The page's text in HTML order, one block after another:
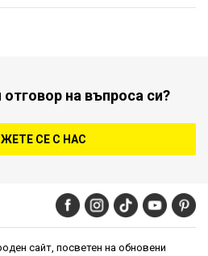
на въпроса си?
СЕ С НАС
сайт, посветен на обновени